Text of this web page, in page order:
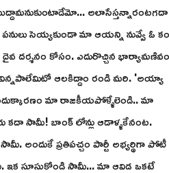
అలాసేస్తన్నారంటగదా
సెయ్యకుండా మా ఆయన్ని నువ్వే ఓ
దర్శనం కోసం. ఎదురొచ్చిన
విన్నపాలేమిటో ఆలకిద్దాం రండి మరి. 'అయ్యా
మా రాజకీయపోళ్ళేలెండి.. మా
కదా సామీ! బాంక్ లోన్లు ఆడాళ్ళకేనంట.
అందుకే ప్రతిపచ్చం పార్టీ అభ్యర్థిగా పోటీ
ఇక సూసుకోండి సామీ... మా ఆవిడ ఒకటే